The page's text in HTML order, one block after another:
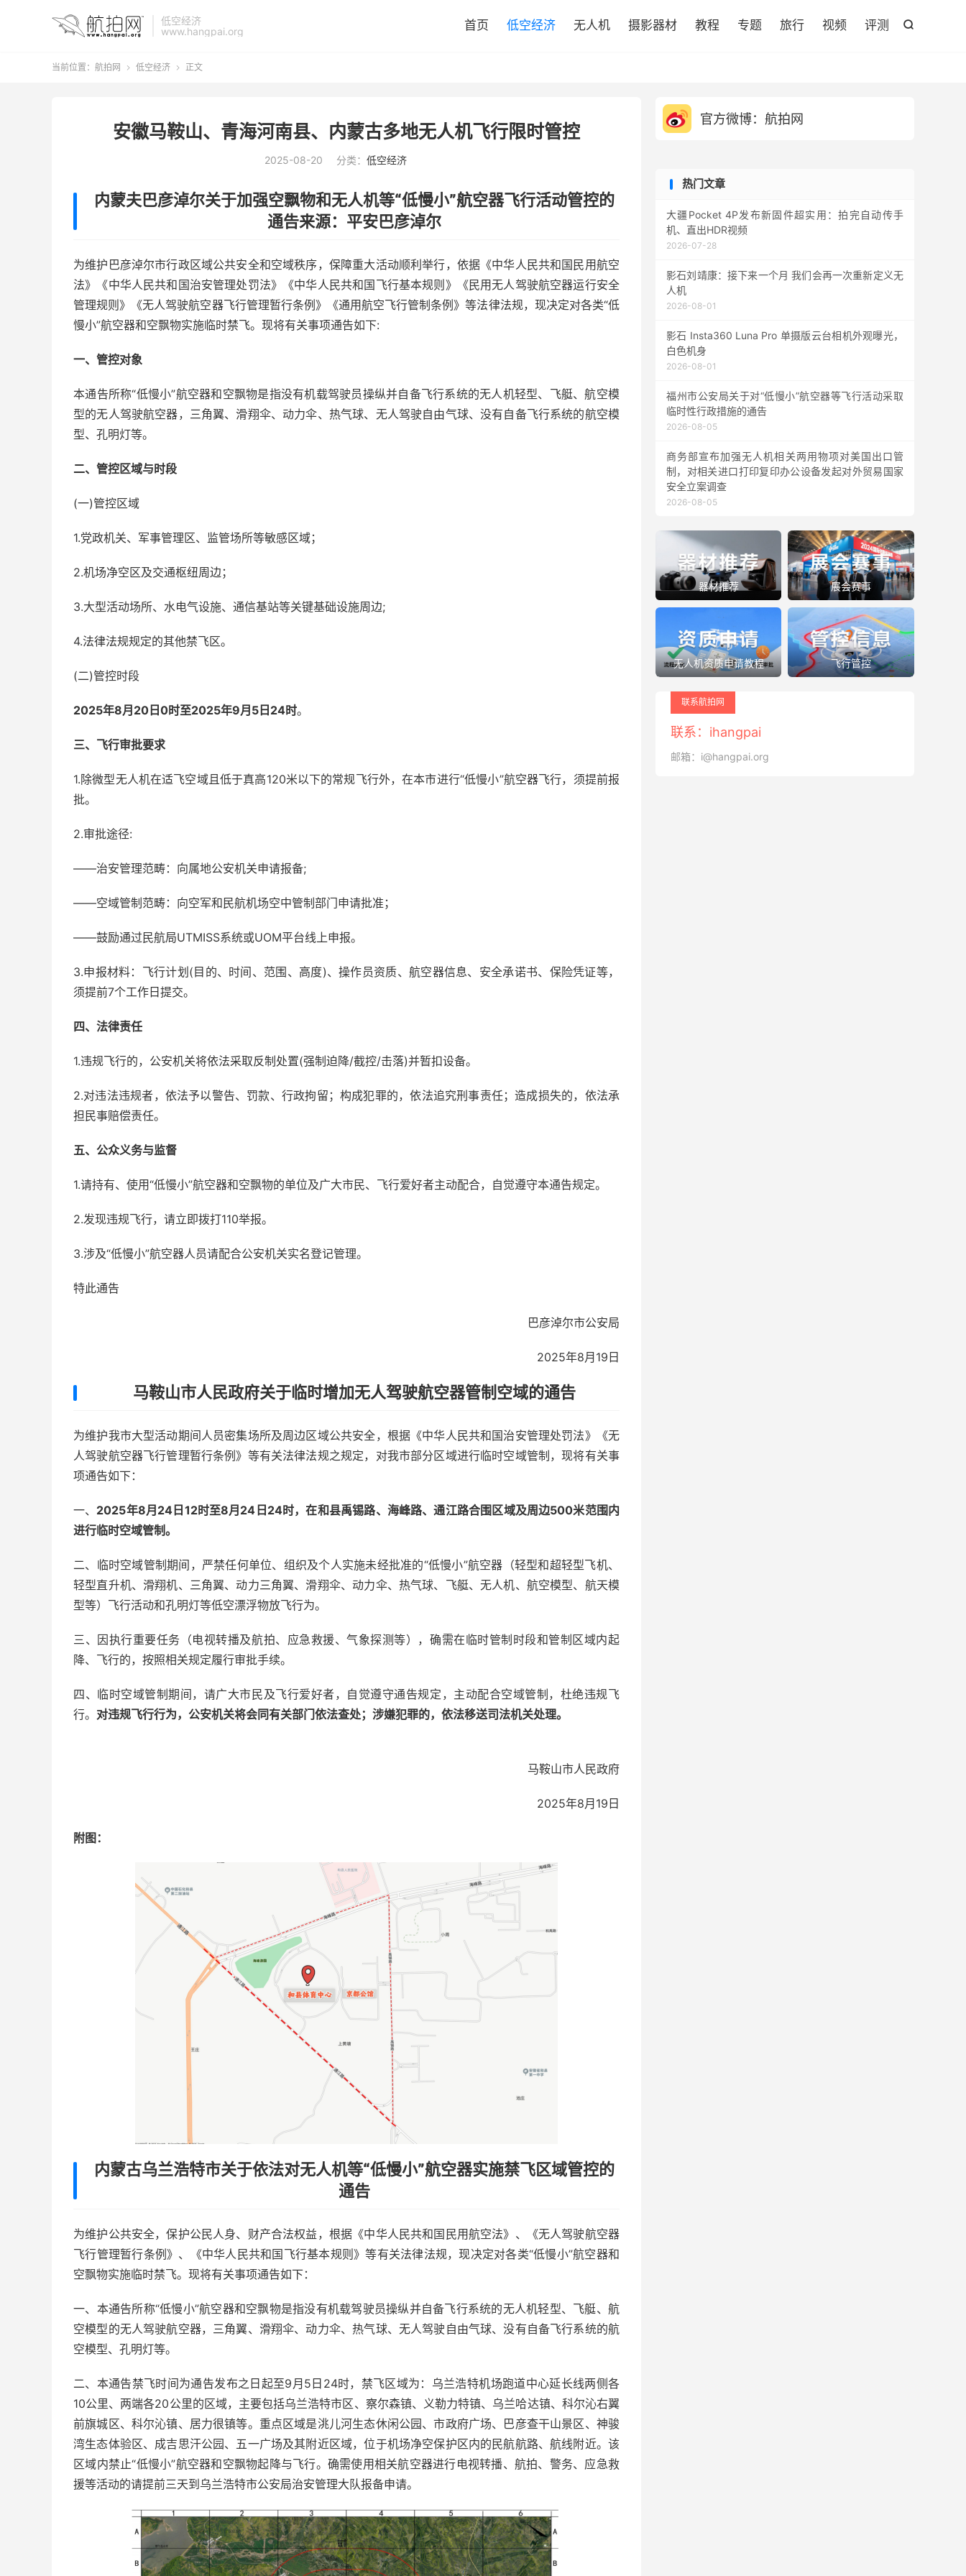
低空经济
www.hangpai.org

首页 低空经济 无人机 摄影器材 教程 专题 旅行 视频 评测
当前位置： 航拍网  低空经济  正文
安徽马鞍山、青海河南县、内蒙古多地无人机飞行限时管控
2025-08-20 分类： 低空经济
内蒙夫巴彦淖尔关于加强空飘物和无人机等“低慢小”航空器飞行活动管控的
通告来源： 平安巴彦淖尔
为维护巴彦淖尔市行政区域公共安全和空域秩序，保障重大活动顺利举行，依据《中华人民共和国民用航空
法》《中华人民共和国治安管理处罚法》《中华人民共和国飞行基本规则》《民用无人驾驶航空器运行安全
管理规则》《无人驾驶航空器飞行管理暂行条例》《通用航空飞行管制条例》等法律法规，现决定对各类“低
慢小”航空器和空飘物实施临时禁飞。现将有关事项通告如下:
一、管控对象
本通告所称“低慢小”航空器和空飘物是指没有机载驾驶员操纵并自备飞行系统的无人机轻型、飞艇、航空模
型的无人驾驶航空器，三角翼、滑翔伞、动力伞、热气球、无人驾驶自由气球、没有自备飞行系统的航空模
型、孔明灯等。
二、管控区域与时段
(一)管控区域
1.党政机关、军事管理区、监管场所等敏感区域；
2.机场净空区及交通枢纽周边；
3.大型活动场所、水电气设施、通信基站等关键基础设施周边;
4.法律法规规定的其他禁飞区。
(二)管控时段
2025年8月20日0时至2025年9月5日24时。
三、飞行审批要求
1.除微型无人机在适飞空域且低于真高120米以下的常规飞行外，在本市进行“低慢小”航空器飞行，须提前报
批。
2.审批途径:
——治安管理范畴：向属地公安机关申请报备;
——空域管制范畴：向空军和民航机场空中管制部门申请批准；
——鼓励通过民航局UTMISS系统或UOM平台线上申报。
3.申报材料：飞行计划(目的、时间、范围、高度)、操作员资质、航空器信息、安全承诺书、保险凭证等，
须提前7个工作日提交。
四、法律责任
1.违规飞行的，公安机关将依法采取反制处置(强制迫降/截控/击落)并暂扣设备。
2.对违法违规者，依法予以警告、罚款、行政拘留；构成犯罪的，依法追究刑事责任；造成损失的，依法承
担民事赔偿责任。
五、公众义务与监督
1.请持有、使用“低慢小”航空器和空飘物的单位及广大市民、飞行爱好者主动配合，自觉遵守本通告规定。
2.发现违规飞行，请立即拨打110举报。
3.涉及“低慢小”航空器人员请配合公安机关实名登记管理。
特此通告
巴彦淖尔市公安局
2025年8月19日
马鞍山市人民政府关于临时增加无人驾驶航空器管制空域的通告
为维护我市大型活动期间人员密集场所及周边区域公共安全，根据《中华人民共和国治安管理处罚法》《无
人驾驶航空器飞行管理暂行条例》等有关法律法规之规定，对我市部分区域进行临时空域管制，现将有关事
项通告如下：
一、 2025年8月 24 日 12时至8月 24 日24时，在和县禹锡路、 海峰路、通江路合围区域及周边500米范围内
进行临时空域管制。
二、临时空域管制期间，严禁任何单位、组织及个人实施未经批准的“低慢小”航空器（轻型和超轻型飞机、
轻型直升机、滑翔机、三角翼、动力三角翼、滑翔伞、动力伞、热气球、飞艇、无人机、航空模型、航天模
型等）飞行活动和孔明灯等低空漂浮物放飞行为。
三、因执行重要任务（电视转播及航拍、应急救援、气象探测等），确需在临时管制时段和管制区域内起
降、飞行的，按照相关规定履行审批手续。
四、临时空域管制期间，请广大市民及飞行爱好者，自觉遵守通告规定，主动配合空域管制，杜绝违规飞
行。 对违规飞行行为，公安机关将会同有关部门依法查处；涉嫌犯罪的，依法移送司法机关处理。
马鞍山市人民政府
2025年8月19日
附图：
内蒙古乌兰浩特市关于依法对无人机等“低慢小”航空器实施禁飞区域管控的
通告
为维护公共安全，保护公民人身、财产合法权益，根据《中华人民共和国民用航空法》、《无人驾驶航空器
飞行管理暂行条例》、《中华人民共和国飞行基本规则》等有关法律法规，现决定对各类“低慢小”航空器和
空飘物实施临时禁飞。现将有关事项通告如下：
一、本通告所称“低慢小”航空器和空飘物是指没有机载驾驶员操纵并自备飞行系统的无人机轻型、飞艇、航
空模型的无人驾驶航空器，三角翼、滑翔伞、动力伞、热气球、无人驾驶自由气球、没有自备飞行系统的航
空模型、孔明灯等。
二、本通告禁飞时间为通告发布之日起至9月5日24时，禁飞区域为：乌兰浩特机场跑道中心延长线两侧各
10公里、两端各20公里的区域，主要包括乌兰浩特市区、察尔森镇、义勒力特镇、乌兰哈达镇、科尔沁右翼
前旗城区、科尔沁镇、居力很镇等。重点区域是洮儿河生态休闲公园、市政府广场、巴彦查干山景区、神骏
湾生态体验区、成吉思汗公园、五一广场及其附近区域，位于机场净空保护区内的民航航路、航线附近。该
区域内禁止“低慢小”航空器和空飘物起降与飞行。确需使用相关航空器进行电视转播、航拍、警务、应急救
援等活动的请提前三天到乌兰浩特市公安局治安管理大队报备申请。
官方微博：航拍网
热门文章
大疆Pocket 4P发布新固件超实用：拍完自动传手
机、直出HDR视频
2026-07-28
影石刘靖康：接下来一个月 我们会再一次重新定义无
人机
2026-08-01
影石 Insta360 Luna Pro 单摄版云台相机外观曝光，
白色机身
2026-08-01
福州市公安局关于对“低慢小”航空器等飞行活动采取
临时性行政措施的通告
2026-08-05
商务部宣布加强无人机相关两用物项对美国出口管
制，对相关进口打印复印办公设备发起对外贸易国家
安全立案调查
2026-08-05
器材推荐 展会赛事
无人机资质申请教程 飞行管控
联系航拍网
联系：ihangpai
邮箱：i@hangpai.org